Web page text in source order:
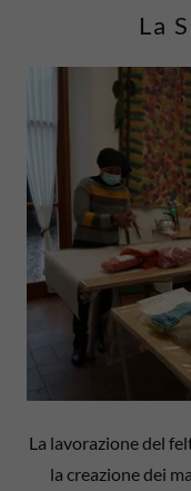
La
La lavorazione del
la creazione dei